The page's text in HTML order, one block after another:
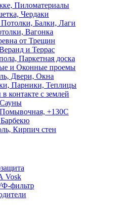
Пиломатериалы
Чердаки
Балки, Лаги
Вагонка
от Трещин
и Террас
Паркетная доска
и Оконные проемы
Двери, Окна
Парники, Теплицы
контакте с землей
+130С
Кирпич стен
Vosk
фильтр